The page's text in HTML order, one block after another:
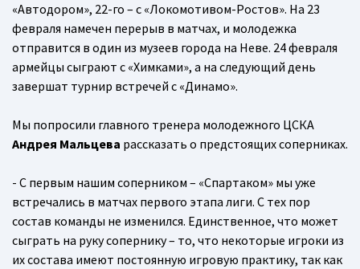
«Автодором», 22-го – с «Локомотивом-Ростов». На 23
февраля намечен перерыв в матчах, и молодежка
отправится в один из музеев города на Неве. 24 февраля
армейцы сыграют с «Химками», а на следующий день
завершат турнир встречей с «Динамо».
Мы попросили главного тренера молодежного ЦСКА
Андрея Мальцева рассказать о предстоящих соперниках.
- С первым нашим соперником – «Спартаком» мы уже
встречались в матчах первого этапа лиги. С тех пор
состав команды не изменился. Единственное, что может
сыграть на руку сопернику – то, что некоторые игроки из
их состава имеют постоянную игровую практику, так как